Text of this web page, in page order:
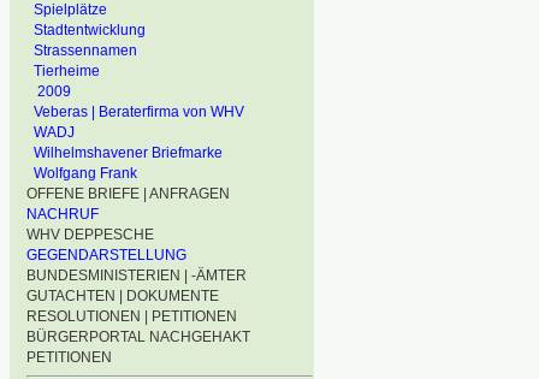
Spielplätze
Stadtentwicklung
Strassennamen
Tierheime
2009
Veberas | Beraterfirma von WHV
WADJ
Wilhelmshavener Briefmarke
Wolfgang Frank
OFFENE BRIEFE | ANFRAGEN
NACHRUF
WHV DEPPESCHE
GEGENDARSTELLUNG
BUNDESMINISTERIEN | -ÄMTER
GUTACHTEN | DOKUMENTE
RESOLUTIONEN | PETITIONEN
BÜRGERPORTAL NACHGEHAKT
PETITIONEN